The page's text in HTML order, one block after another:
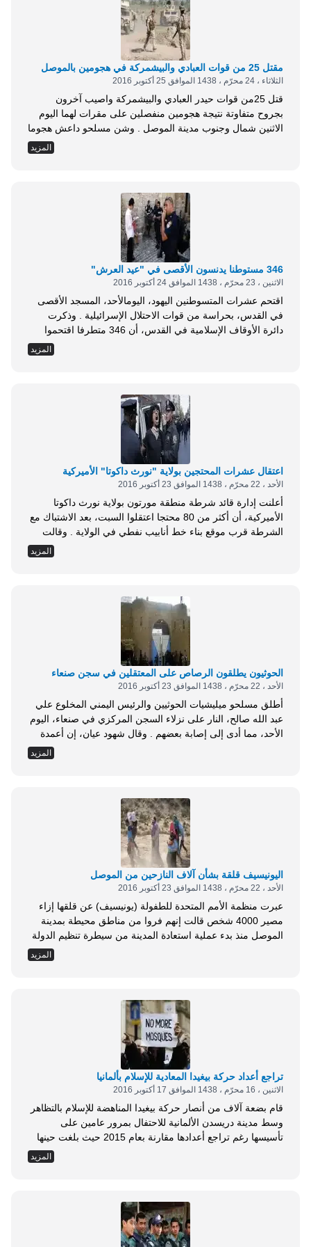
مقتل 25 من قوات العبادي والبيشمركة في هجومين بالموصل
الثلاثاء ، 24 محرّم ، 1438 الموافق 25 أكتوبر 2016
قتل 25من قوات حيدر العبادي والبيشمركة واصيب آخرون
بجروح متفاوتة نتيجة هجومين منفصلين على مقرات لهما اليوم
الاثنين شمال وجنوب مدينة الموصل . وشن مسلحو داعش هجوما
عنيفا على مقر لقوات العباديفي قرية (اصفيّة) جنوبي الموصل،
ما أدى لمقتل20من عناصرها في الحال، واصابة عدد آخر بجروح
المزيد
346 مستوطنا يدنسون الأقصى في "عيد العرش"
الاثنين ، 23 محرّم ، 1438 الموافق 24 أكتوبر 2016
اقتحم عشرات المتسوطنين اليهود، اليومالأحد، المسجد الأقصى
في القدس، بحراسة من قوات الاحتلال الإسرائيلية . وذكرت
دائرة الأوقاف الإسلامية في القدس، أن 346 متطرفا اقتحموا
الأقصى، 242 منهم خلال فترة الاقتحامات الصباحية . واقتحم
المستوطنون الأقصى على شكل مجموعات متتالية عبر باب
المزيد
اعتقال عشرات المحتجين بولاية "نورث داكوتا" الأميركية
الأحد ، 22 محرّم ، 1438 الموافق 23 أكتوبر 2016
أعلنت إدارة قائد شرطة منطقة مورتون بولاية نورث داكوتا
الأميركية، أن أكثر من 80 محتجا اعتقلوا السبت، بعد الاشتباك مع
الشرطة قرب موقع بناء خط أنابيب نفطي في الولاية . وقالت
الإدارة في بيان إنه تم إلقاء القبض على المعتقلين، البالغ عددهم
83 شخصا، قرب موقع خط أنابيب داكوتا أكسيس، بتهم عدة من
المزيد
الحوثيون يطلقون الرصاص على المعتقلين في سجن صنعاء
الأحد ، 22 محرّم ، 1438 الموافق 23 أكتوبر 2016
أطلق مسلحو ميليشيات الحوثيين والرئيس اليمني المخلوع علي
عبد الله صالح، النار على نزلاء السجن المركزي في صنعاء، اليوم
الأحد، مما أدى إلى إصابة بعضهم . وقال شهود عيان، إن أعمدة
الدخان تصاعدت من داخل السجن، بعد وقوع أعمال شغب من
جانب السجناء، قمعها الحوثيون . وطوقت ميليشيات الحوثين
المزيد
اليونيسيف قلقة بشأن آلاف النازحين من الموصل
الأحد ، 22 محرّم ، 1438 الموافق 23 أكتوبر 2016
عبرت منظمة الأمم المتحدة للطفولة (يونيسيف) عن قلقها إزاء
مصير 4000 شخص قالت إنهم فروا من مناطق محيطة بمدينة
الموصل منذ بدء عملية استعادة المدينة من سيطرة تنظيم الدولة
الإسلامية. وحذرت منظمة اليونيسيف من أن ظروف الإقامة في
مخيمات اللاجئين بالغة السوء، حيث أفاد ممثل المنظمة بالعراق
المزيد
تراجع أعداد حركة بيغيدا المعادية للإسلام بألمانيا
الاثنين ، 16 محرّم ، 1438 الموافق 17 أكتوبر 2016
قام بضعة آلاف من أنصار حركة بيغيدا المناهضة للإسلام بالتظاهر
وسط مدينة دريسدن الألمانية للاحتفال بمرور عامين على
تأسيسها رغم تراجع أعدادها مقارنة بعام 2015 حيث بلغت حينها
نحو 25 ألف شخص . ولم تعلن الشرطة الألمانية، الأحد، عدد
المشاركين في المسيرة، لكنها أصدرت بيانا جاء فيه: نشر نحو
المزيد